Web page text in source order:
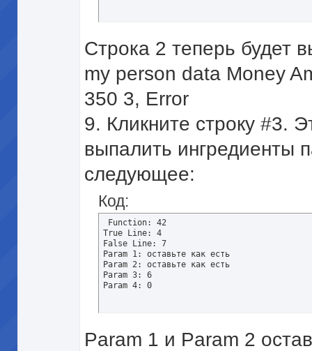
Строка 2 теперь будет
my person data Money
350 3, Error
9. Кликните строку #3.
выпалить ингредиенты
следующее:
Код:
Function: 42
True Line: 4
False Line: 7
Param 1: оставьте как есть
Param 2: оставьте как есть
Param 3: 6
Param 4: 0
Param 1 и Param 2